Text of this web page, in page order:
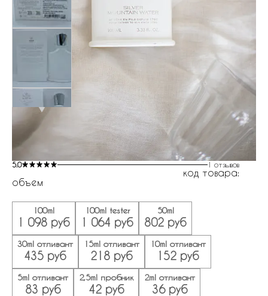
5.0 1 отзывов
код товара:
объем
100ml
1 098 руб
100ml tester
1 064 руб
50ml
802 руб
30ml отливант
435 руб
15ml отливант
218 руб
10ml отливант
152 руб
5ml отливант
83 руб
2,5ml пробник
42 руб
2ml отливант
36 руб